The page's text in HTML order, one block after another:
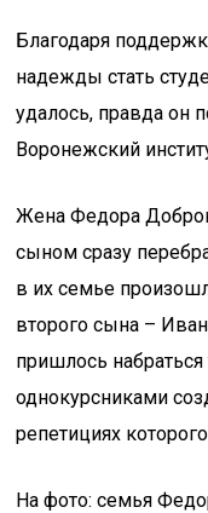
Благодаря
надежды стать
удалось, правда он
Воронежский
Жена Федора
сыном сразу
в их семье
второго сына –
пришлось
однокурсниками
репетициях
На фото: семья